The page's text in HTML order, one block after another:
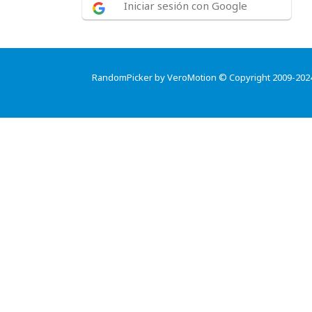
Iniciar sesión con Google
RandomPicker by VeroMotion © Copyright 2009-